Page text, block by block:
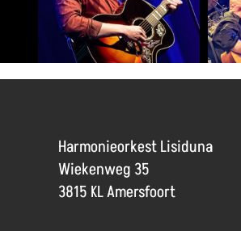
Harmonieorkest Lisiduna
Wiekenweg 35
3815 KL Amersfoort